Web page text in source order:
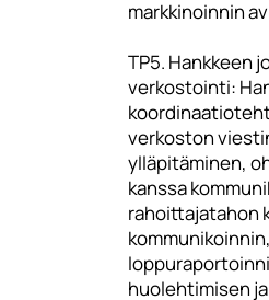
markkinoinnin
TP5. Hankkeen
verkostointi:
verkoston
ylläpitäminen,
kanssa
rahoittajatahon
huolehtimisen ja